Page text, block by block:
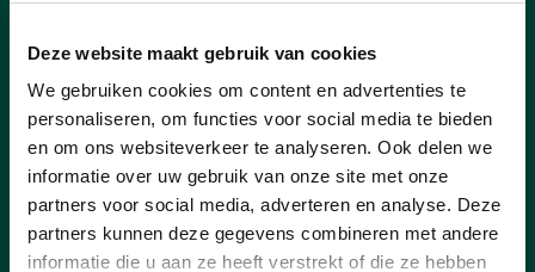
Deze website maakt gebruik van cookies
We gebruiken cookies om content en advertenties te
personaliseren, om functies voor social media te bieden
en om ons websiteverkeer te analyseren. Ook delen we
informatie over uw gebruik van onze site met onze
partners voor social media, adverteren en analyse. Deze
partners kunnen deze gegevens combineren met andere
informatie die u aan ze heeft verstrekt of die ze hebben
van Essen de impact van de gewijzigde
gemeentelijke belastingen stilaan
concreet. Heel wat inwoners kregen de
voorbije weken hun aanslagbiljet voor de
onroerende voorheffing in de bus en
stellen vast dat het te betalen bedrag
duidelijk hoger ligt. Ook verhuurders en
eigenaars van vastgoed merken het